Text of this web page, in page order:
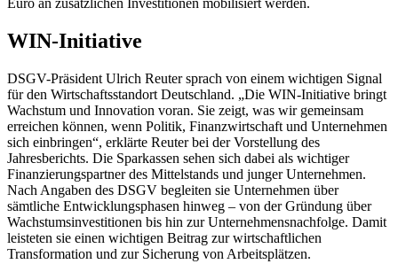
Euro an zusätzlichen Investitionen mobilisiert werden.
WIN-Initiative
DSGV-Präsident Ulrich Reuter sprach von einem wichtigen Signal
für den Wirtschaftsstandort Deutschland. „Die WIN-Initiative bringt
Wachstum und Innovation voran. Sie zeigt, was wir gemeinsam
erreichen können, wenn Politik, Finanzwirtschaft und Unternehmen
sich einbringen“, erklärte Reuter bei der Vorstellung des
Jahresberichts. Die Sparkassen sehen sich dabei als wichtiger
Finanzierungspartner des Mittelstands und junger Unternehmen.
Nach Angaben des DSGV begleiten sie Unternehmen über
sämtliche Entwicklungsphasen hinweg – von der Gründung über
Wachstumsinvestitionen bis hin zur Unternehmensnachfolge. Damit
leisteten sie einen wichtigen Beitrag zur wirtschaftlichen
Transformation und zur Sicherung von Arbeitsplätzen.